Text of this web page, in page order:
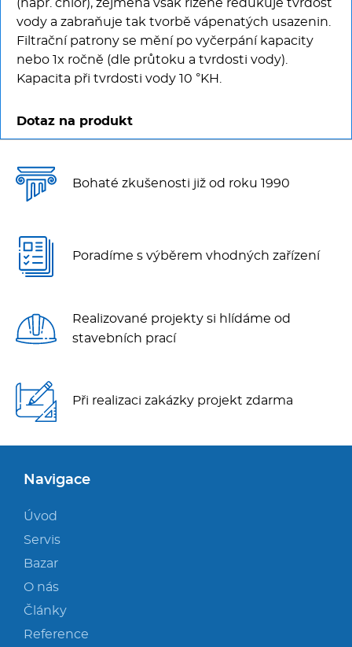
(např. chlor), zejména však řízeně redukuje tvrdost
vody a zabraňuje tak tvorbě vápenatých usazenin.
Filtrační patrony se mění po vyčerpání kapacity
nebo 1x ročně (dle průtoku a tvrdosti vody).
Kapacita při tvrdosti vody 10 °KH.
Dotaz na produkt
Bohaté zkušenosti již od roku 1990
Poradíme s výběrem vhodných zařízení
Realizované projekty si hlídáme od
stavebních prací
Při realizaci zakázky projekt zdarma
Navigace
Úvod
Servis
Bazar
O nás
Články
Reference